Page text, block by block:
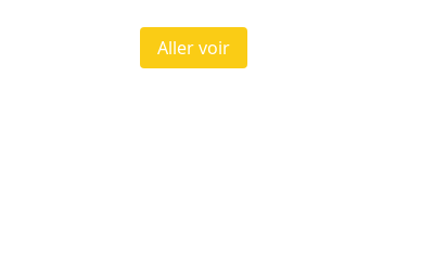
Aller voir